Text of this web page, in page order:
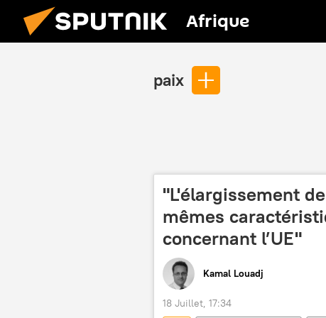
Afrique
paix
"L'élargissement
mêmes
concernant l’UE"
Kamal Louadj
18 Juillet, 17:34